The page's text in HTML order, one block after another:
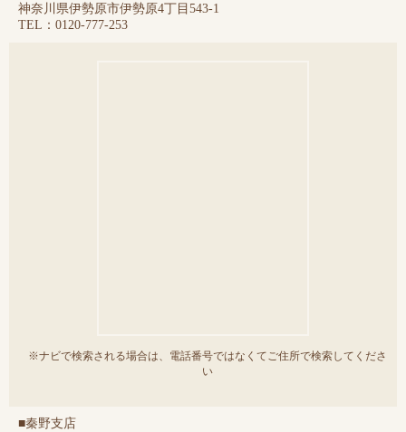
神奈川県伊勢原市伊勢原4丁目543-1
TEL：0120-777-253
※ナビで検索される場合は、電話番号ではなくてご住所で検索してくださ
い
■秦野支店